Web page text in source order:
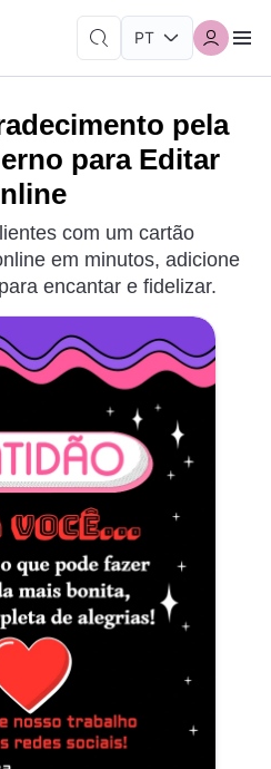
pela
para Editar
com um cartão
em minutos, adicione
encantar e fidelizar.